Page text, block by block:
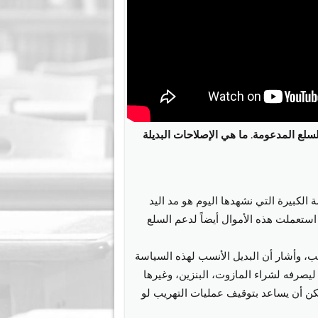
المدعومة. ما هي الإصلاحات البديلة
الكبيرة التي نشهدها اليوم هو مد اليد
هذه الأموال أيضاً لدعم السلع
وأشار أن البديل الأنسب لهذه السياسة
لشراء المازوت، البنزين، وغيرها
أن يساعد بتوقيف عمليات التهريب لو